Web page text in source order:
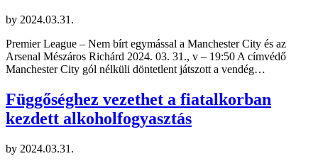
by 2024.03.31.
Premier League – Nem bírt egymással a Manchester City és az
Arsenal Mészáros Richárd 2024. 03. 31., v – 19:50 A címvédő
Manchester City gól nélküli döntetlent játszott a vendég…
Függőséghez vezethet a fiatalkorban
kezdett alkoholfogyasztás
by 2024.03.31.